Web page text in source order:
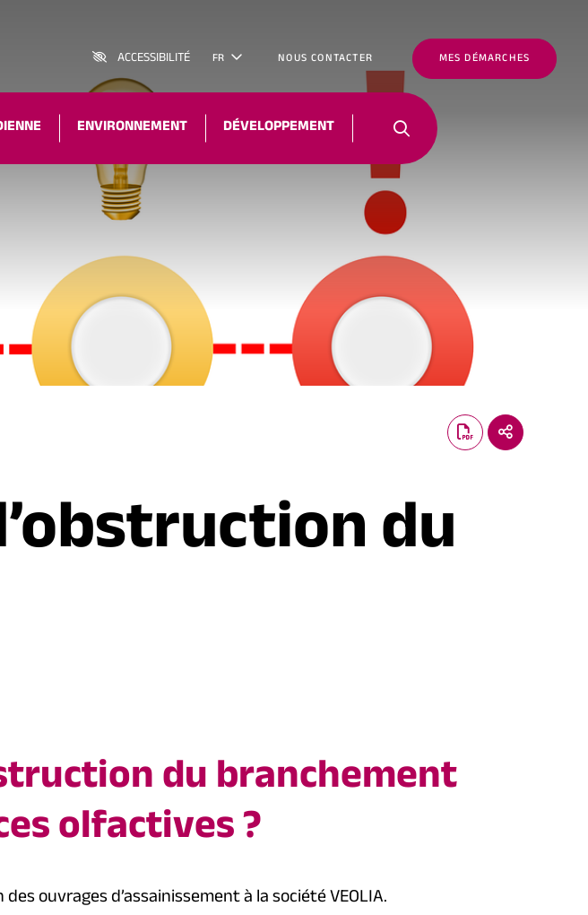
ACCESSIBILITÉ FR NOUS CONTACTER MES DÉMARCHES
ENVIRONNEMENT DÉVELOPPEMENT
du
du branchement
olfactives ?
ouvrages d’assainissement à la société VEOLIA.